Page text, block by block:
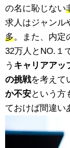
の名に恥じない
求人はジャンル
多。また、内定
32万人とNO.１
う キャリアアッ
の挑戦を考えて
か不安という方
ておけば間違い